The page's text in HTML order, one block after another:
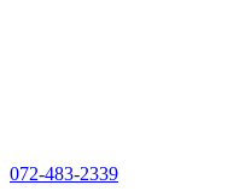
072-483-2339